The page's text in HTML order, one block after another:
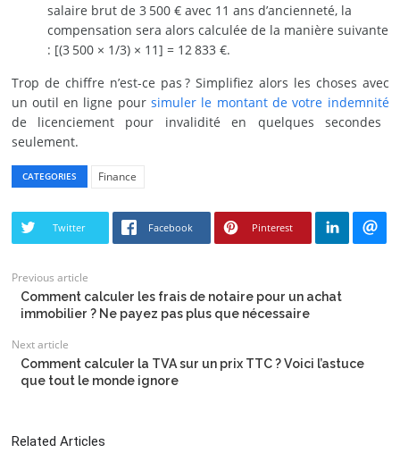
salaire brut de 3 500 € avec 11 ans d’ancienneté, la
compensation sera alors calculée de la manière suivante
: [(3 500 × 1/3) × 11] = 12 833 €.
Trop de chiffre n’est-ce pas ? Simplifiez alors les choses avec
un outil en ligne pour simuler le montant de votre indemnité
de licenciement pour invalidité en quelques secondes
seulement.
CATEGORIES Finance
Twitter Facebook Pinterest
Previous article
Comment calculer les frais de notaire pour un achat
immobilier ? Ne payez pas plus que nécessaire
Next article
Comment calculer la TVA sur un prix TTC ? Voici l’astuce
que tout le monde ignore
Related Articles